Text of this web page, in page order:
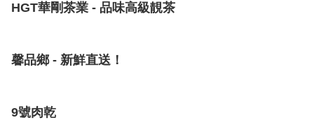
HGT華剛茶業 - 品味高級靚茶
馨品鄉 - 新鮮直送！
9號肉乾